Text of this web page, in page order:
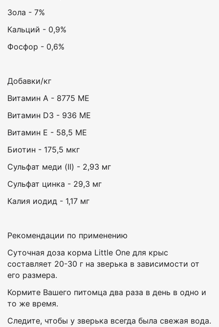
Зола - 7%
Кальций - 0,9%
Фосфор - 0,6%
Добавки/кг
Витамин А - 8775 МЕ
Витамин D3 - 936 МЕ
Витамин Е - 58,5 МЕ
Биотин - 175,5 мкг
Сульфат меди (II) - 2,93 мг
Сульфат цинка - 29,3 мг
Калия иодид - 1,17 мг
Рекомендации по применению
Суточная доза корма Little One для крыс
составляет 20-30 г на зверька в зависимости от
его размера.
Кормите Вашего питомца два раза в день в одно и
то же время.
Следите, чтобы у зверька всегда была свежая вода.